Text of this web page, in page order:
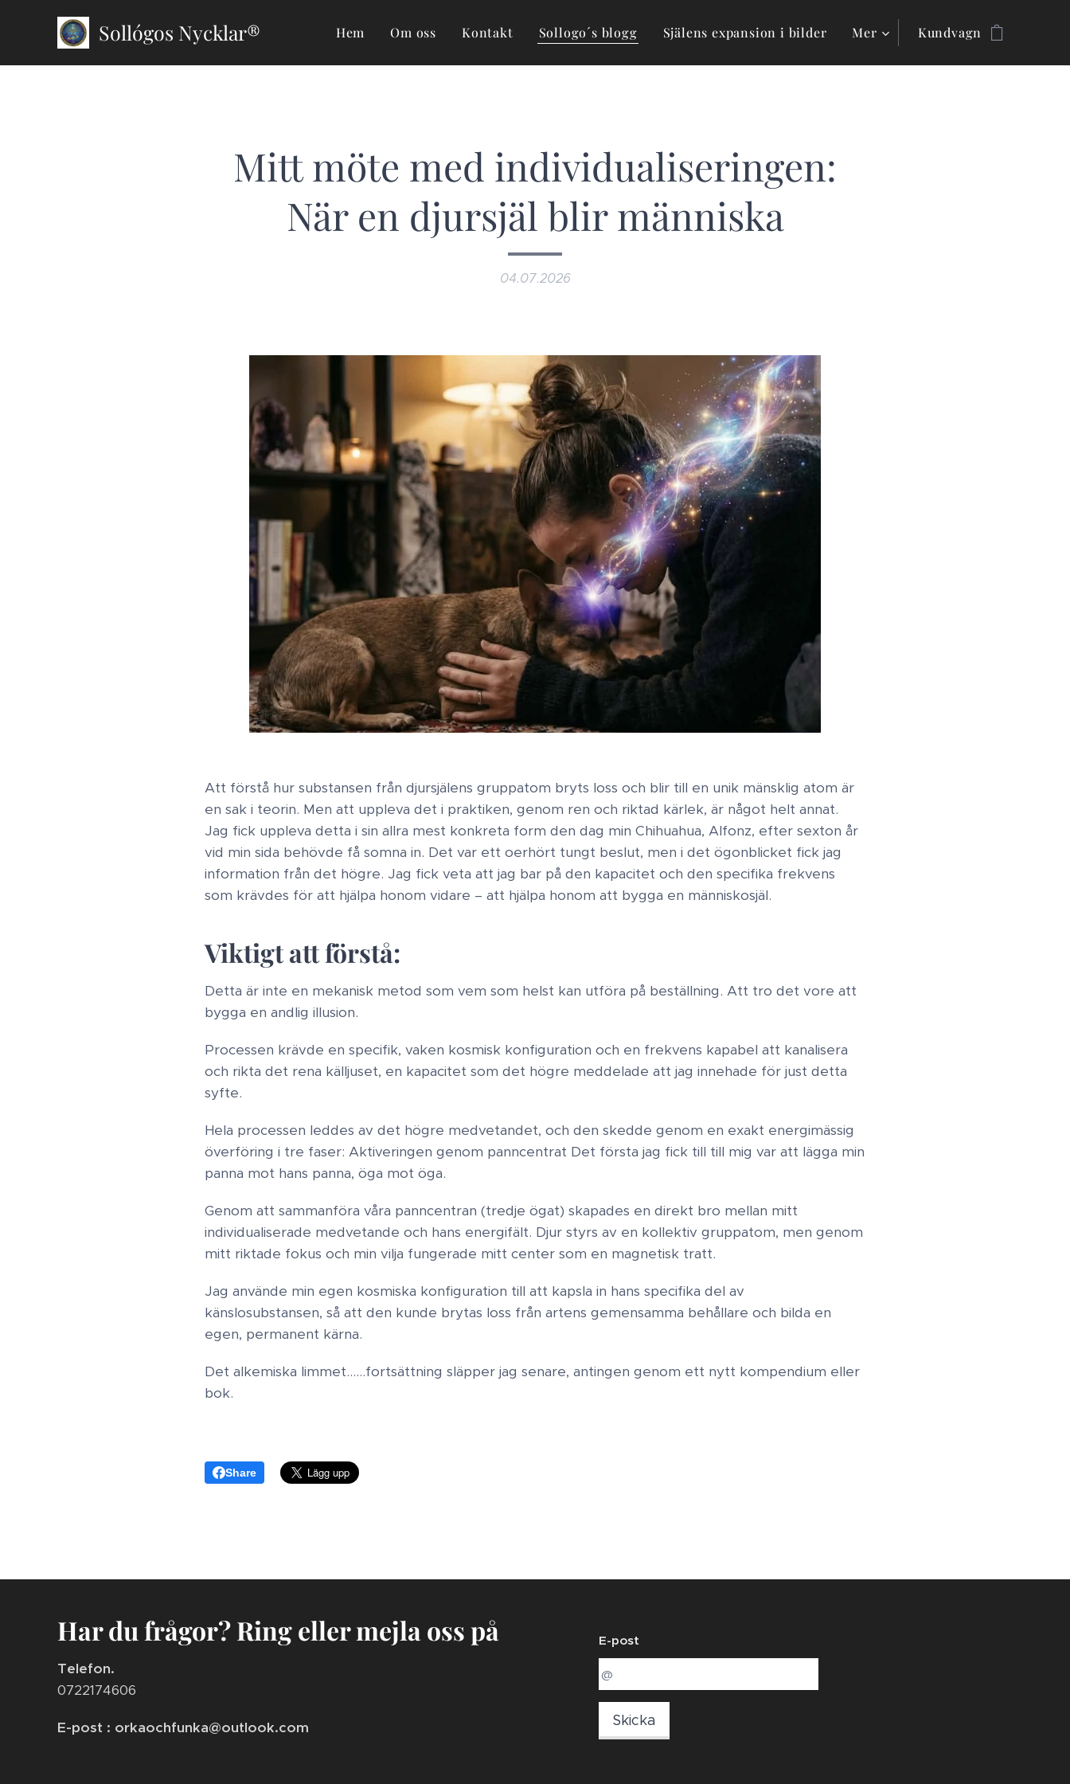
Sollógos Nycklar® Hem Om oss Kontakt Sollogo´s blogg Själens expansion i bilder Mer Kundvagn
Mitt möte med individualiseringen:
När en djursjäl blir människa
04.07.2026
Att förstå hur substansen från djursjälens gruppatom bryts loss och blir till en unik mänsklig atom är
en sak i teorin. Men att uppleva det i praktiken, genom ren och riktad kärlek, är något helt annat.
Jag fick uppleva detta i sin allra mest konkreta form den dag min Chihuahua, Alfonz, efter sexton år
vid min sida behövde få somna in. Det var ett oerhört tungt beslut, men i det ögonblicket fick jag
information från det högre. Jag fick veta att jag bar på den kapacitet och den specifika frekvens
som krävdes för att hjälpa honom vidare – att hjälpa honom att bygga en människosjäl.
Viktigt att förstå:
Detta är inte en mekanisk metod som vem som helst kan utföra på beställning. Att tro det vore att
bygga en andlig illusion.
Processen krävde en specifik, vaken kosmisk konfiguration och en frekvens kapabel att kanalisera
och rikta det rena källjuset, en kapacitet som det högre meddelade att jag innehade för just detta
syfte.
Hela processen leddes av det högre medvetandet, och den skedde genom en exakt energimässig
överföring i tre faser: Aktiveringen genom panncentrat Det första jag fick till till mig var att lägga min
panna mot hans panna, öga mot öga.
Genom att sammanföra våra panncentran (tredje ögat) skapades en direkt bro mellan mitt
individualiserade medvetande och hans energifält. Djur styrs av en kollektiv gruppatom, men genom
mitt riktade fokus och min vilja fungerade mitt center som en magnetisk tratt.
Jag använde min egen kosmiska konfiguration till att kapsla in hans specifika del av
känslosubstansen, så att den kunde brytas loss från artens gemensamma behållare och bilda en
egen, permanent kärna.
Det alkemiska limmet......fortsättning släpper jag senare, antingen genom ett nytt kompendium eller
bok.
Share
Har du frågor? Ring eller mejla oss på
Telefon.
0722174606
E-post : orkaochfunka@outlook.com
E-post
Skicka